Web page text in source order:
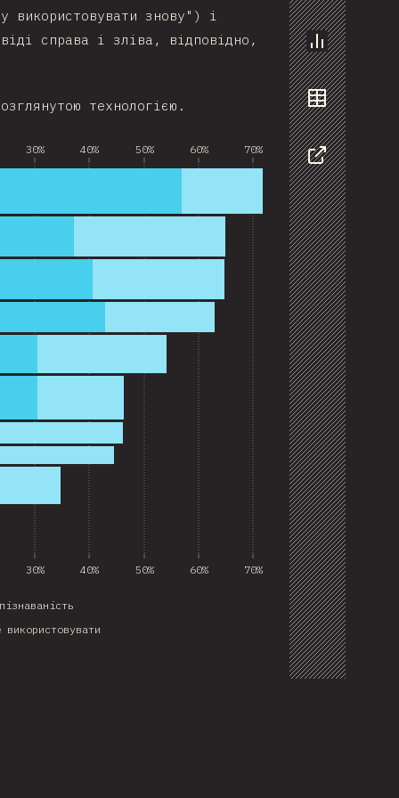
Chart
Data
Share
використовувати знову") і
справа і зліва, відповідно,
технологією.
використовувати
30% 40% 50% 60% 70%
30% 40% 50% 60% 70%